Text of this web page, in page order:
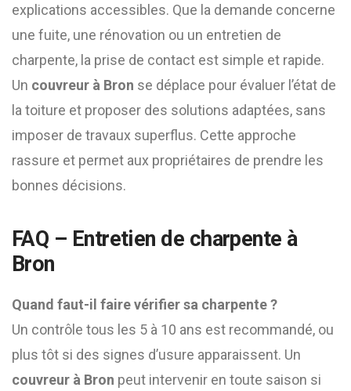
explications accessibles. Que la demande concerne
une fuite, une rénovation ou un entretien de
charpente, la prise de contact est simple et rapide.
Un couvreur à Bron se déplace pour évaluer l’état de
la toiture et proposer des solutions adaptées, sans
imposer de travaux superflus. Cette approche
rassure et permet aux propriétaires de prendre les
bonnes décisions.
FAQ – Entretien de charpente à
Bron
Quand faut-il faire vérifier sa charpente ?
Un contrôle tous les 5 à 10 ans est recommandé, ou
plus tôt si des signes d’usure apparaissent. Un
couvreur à Bron peut intervenir en toute saison si